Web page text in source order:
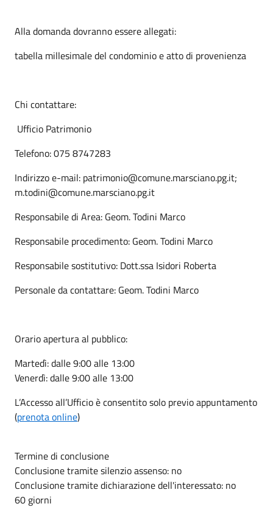
Alla domanda dovranno essere allegati:
tabella millesimale del condominio e atto di provenienza
Chi contattare:
Ufficio Patrimonio
Telefono: 075 8747283
Indirizzo e-mail: patrimonio@comune.marsciano.pg.it;
m.todini@comune.marsciano.pg.it
Responsabile di Area: Geom. Todini Marco
Responsabile procedimento: Geom. Todini Marco
Responsabile sostitutivo: Dott.ssa Isidori Roberta
Personale da contattare: Geom. Todini Marco
Orario apertura al pubblico:
Martedì: dalle 9:00 alle 13:00
Venerdì: dalle 9:00 alle 13:00
L’Accesso all’Ufficio è consentito solo previo appuntamento
(prenota online)
Termine di conclusione
Conclusione tramite silenzio assenso: no
Conclusione tramite dichiarazione dell'interessato: no
60 giorni